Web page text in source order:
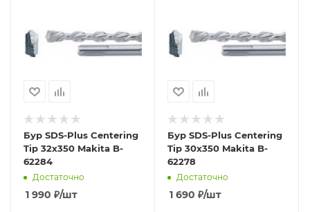
Бур SDS-Plus Centering
Tip 32x350 Makita B-
62284
Достаточно
1 990 ₽/шт
Бур SDS-Plus Centering
Tip 30x350 Makita B-
62278
Достаточно
1 690 ₽/шт